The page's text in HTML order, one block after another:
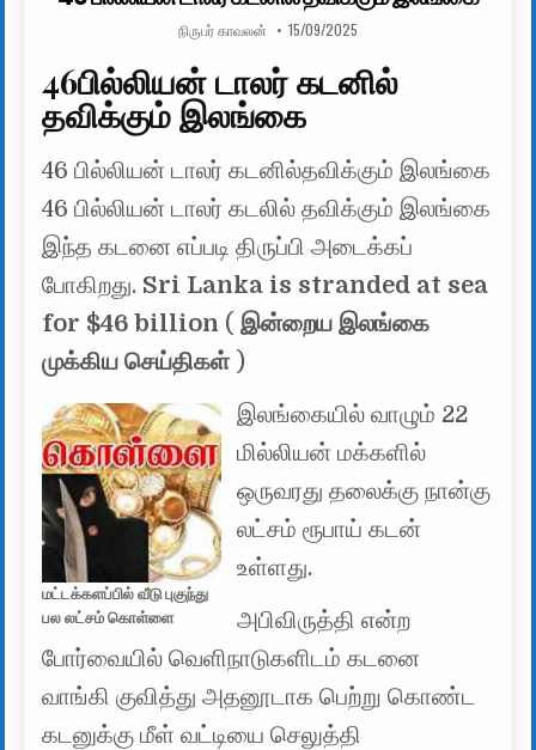
AUTHOR:
நிருபர் காவலன் PUBLISHED DATE:
15/09/2025
46பில்லியன் டாலர் கடனில்
தவிக்கும் இலங்கை
46 பில்லியன் டாலர் கடனில்தவிக்கும் இலங்கை
46 பில்லியன் டாலர் கடலில் தவிக்கும் இலங்கை
இந்த கடனை எப்படி திருப்பி அடைக்கப்
போகிறது. Sri Lanka is stranded at sea
for $46 billion ( இன்றைய இலங்கை
முக்கிய செய்திகள்)
மட்டக்களப்பில் வீடு புகுந்து
பல லட்சம் கொள்ளை
இலங்கையில் வாழும் 22
மில்லியன் மக்களில்
ஒருவரது தலைக்கு நான்கு
லட்சம் ரூபாய் கடன்
உள்ளது.
அபிவிருத்தி என்ற
போர்வையில் வெளிநாடுகளிடம் கடனை
வாங்கி குவித்து அதனூடாக பெற்று கொண்ட
கடனுக்கு மீள் வட்டியை செலுத்தி